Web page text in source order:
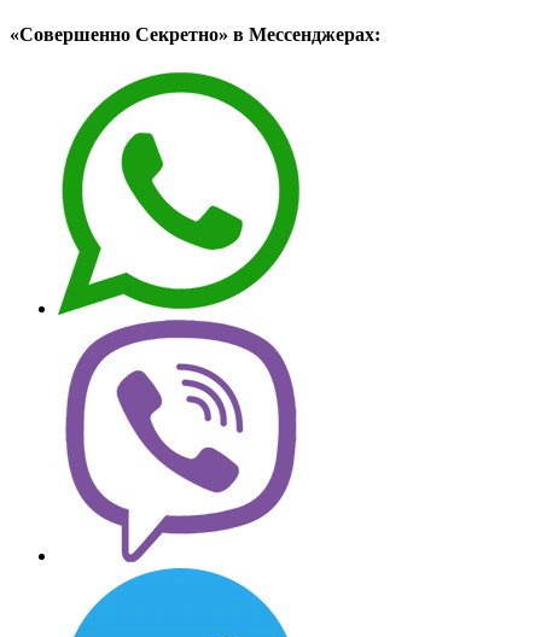
«Совершенно Секретно» в Мессенджерах: